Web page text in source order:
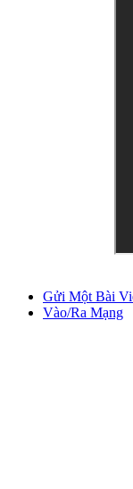
Gửi Một Bài
Vào/Ra Mạng